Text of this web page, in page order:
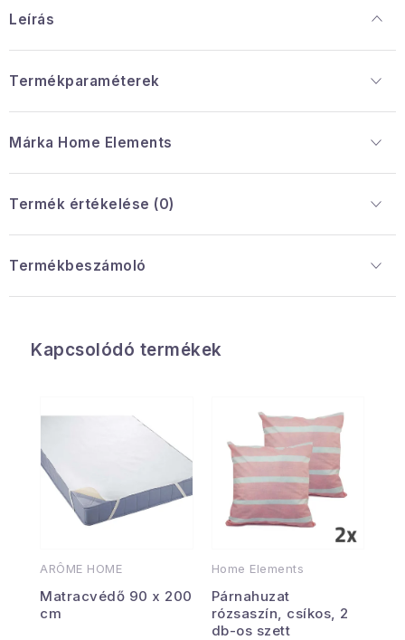
Leírás
Termékparaméterek
Márka Home Elements
Termék értékelése (0)
Termékbeszámoló
Kapcsolódó termékek
ARÔME HOME
Matracvédő 90 x 200
cm
Home Elements
Párnahuzat
rózsaszín, csíkos, 2
db-os szett